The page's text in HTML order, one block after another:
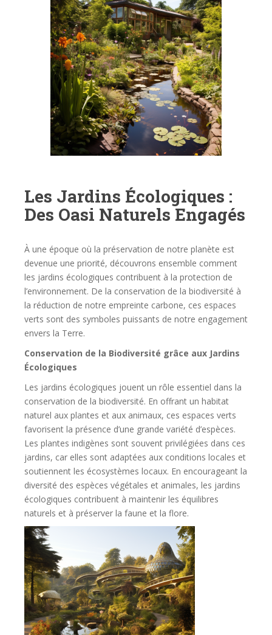
Les Jardins Écologiques :
Des Oasi Naturels Engagés
À une époque où la préservation de notre planète est
devenue une priorité, découvrons ensemble comment
les jardins écologiques contribuent à la protection de
l’environnement. De la conservation de la biodiversité à
la réduction de notre empreinte carbone, ces espaces
verts sont des symboles puissants de notre engagement
envers la Terre.
Conservation de la Biodiversité grâce aux Jardins
Écologiques
Les jardins écologiques jouent un rôle essentiel dans la
conservation de la biodiversité. En offrant un habitat
naturel aux plantes et aux animaux, ces espaces verts
favorisent la présence d’une grande variété d’espèces.
Les plantes indigènes sont souvent privilégiées dans ces
jardins, car elles sont adaptées aux conditions locales et
soutiennent les écosystèmes locaux. En encourageant la
diversité des espèces végétales et animales, les jardins
écologiques contribuent à maintenir les équilibres
naturels et à préserver la faune et la flore.